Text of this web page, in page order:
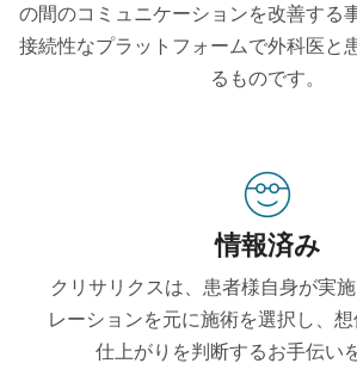
の間のコミュニケーションを改善する
接続性なプラットフォームで外科医と
るものです。
情報済み
クリサリクスは、患者様自身が実
レーションを元に施術を選択し、
仕上がりを判断するお手伝い